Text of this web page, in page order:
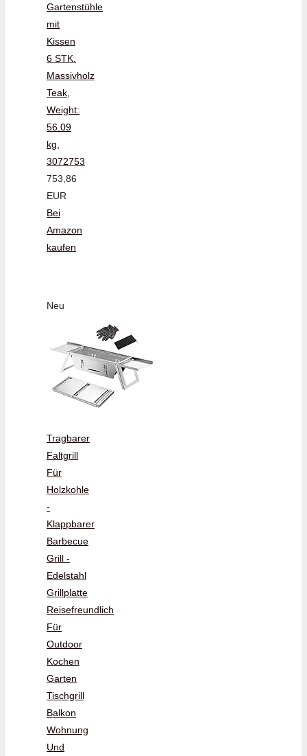
Gartenstühle
mit
Kissen
6 STK.
Massivholz
Teak,
Weight:
56.09
kg,
3072753
753,86
EUR
Bei
Amazon
kaufen
Neu
Tragbarer
Faltgrill
Für
Holzkohle
-
Klappbarer
Barbecue
Grill -
Edelstahl
Grillplatte
Reisefreundlich
Für
Outdoor
Kochen
Garten
Tischgrill
Balkon
Wohnung
Und